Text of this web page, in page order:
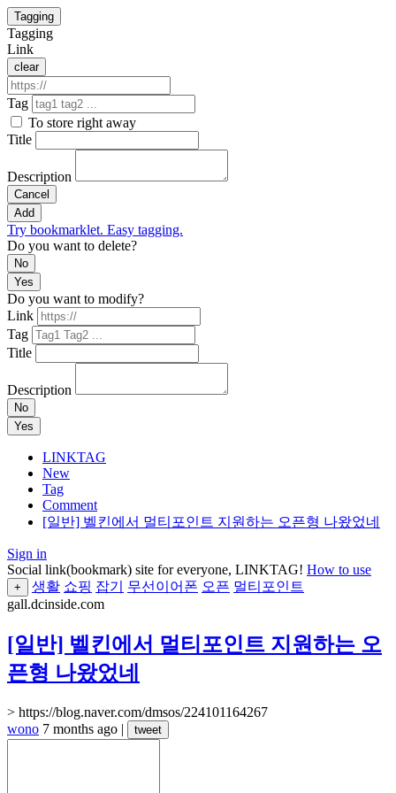
Tagging
Tagging
Link
clear
Tag
To store right away
Title
Description
Cancel
Add
Try bookmarklet. Easy tagging.
Do you want to delete?
No
Yes
Do you want to modify?
Link
Tag
Title
Description
No
Yes
LINKTAG
New
Tag
Comment
[일반] 벨킨에서 멀티포인트 지원하는 오픈형 나왔었네
Sign in
Social link(bookmark) site for everyone, LINKTAG! How to use
+ 생활 쇼핑 잡기 무선이어폰 오픈 멀티포인트
gall.dcinside.com
[일반] 벨킨에서 멀티포인트 지원하는 오
픈형 나왔었네
> https://blog.naver.com/dmsos/224101164267
wono 7 months ago | tweet